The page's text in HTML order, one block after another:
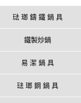
琺 瑯 鑄 鐵 鍋 具
鐵製炒鍋
易 潔 鍋 具
琺 瑯 鋼 鍋 具